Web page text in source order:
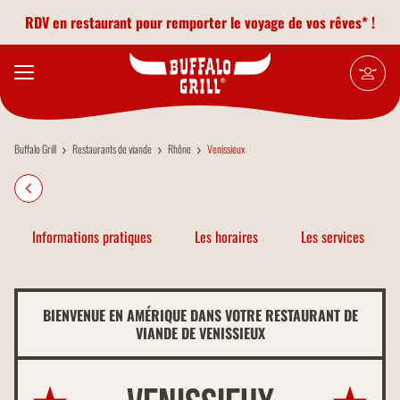
RDV en restaurant pour remporter le voyage de vos rêves* !
Buffalo Grill Restaurants de viande Rhône Venissieux
Informations pratiques Les horaires Les services
BIENVENUE EN AMÉRIQUE DANS VOTRE RESTAURANT DE
VIANDE DE VENISSIEUX